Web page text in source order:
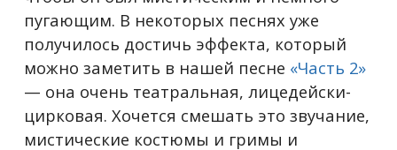
пугающим. В некоторых песнях уже
получилось достичь эффекта, который
можно заметить в нашей песне «Часть 2»
— она очень театральная, лицедейски-
цирковая. Хочется смешать это звучание,
мистические костюмы и гримы и